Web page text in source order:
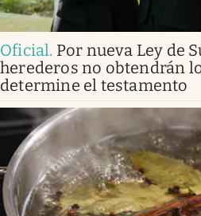
Oficial. Por nueva Ley de
herederos no obtendrán
determine el testamento